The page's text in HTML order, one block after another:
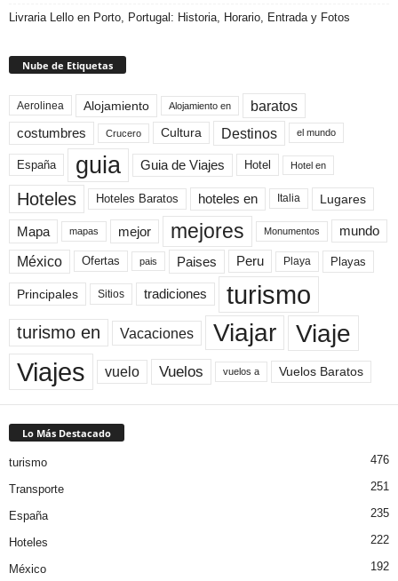
Livraria Lello en Porto, Portugal: Historia, Horario, Entrada y Fotos
Nube de Etiquetas
Aerolinea Alojamiento Alojamiento en baratos
costumbres Crucero Cultura Destinos el mundo
España guia Guia de Viajes Hotel Hotel en
Hoteles Hoteles Baratos hoteles en Italia Lugares
Mapa mapas mejor mejores Monumentos mundo
México Ofertas pais Paises Peru Playa Playas
Principales Sitios tradiciones turismo
turismo en Vacaciones Viajar Viaje
Viajes vuelo Vuelos vuelos a Vuelos Baratos
Lo Más Destacado
turismo 476
Transporte 251
España 235
Hoteles 222
México 192